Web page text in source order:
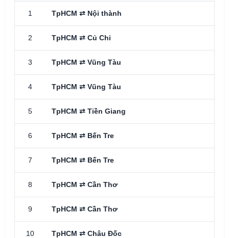
1 TpHCM ⇄ Nội thành
2 TpHCM ⇄ Củ Chi
3 TpHCM ⇄ Vũng Tàu
4 TpHCM ⇄ Vũng Tàu
5 TpHCM ⇄ Tiền Giang
6 TpHCM ⇄ Bến Tre
7 TpHCM ⇄ Bến Tre
8 TpHCM ⇄ Cần Thơ
9 TpHCM ⇄ Cần Thơ
10 TpHCM ⇄ Châu Đốc